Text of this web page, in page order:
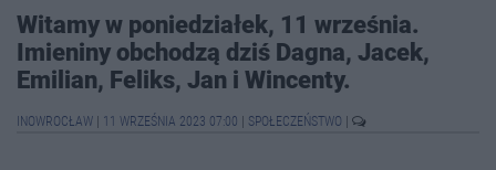
Witamy w poniedziałek, 11 września.
Imieniny obchodzą dziś Dagna, Jacek,
Emilian, Feliks, Jan i Wincenty.
INOWROCŁAW 11 WRZEŚNIA 2023 07:00 SPOŁECZEŃSTWO